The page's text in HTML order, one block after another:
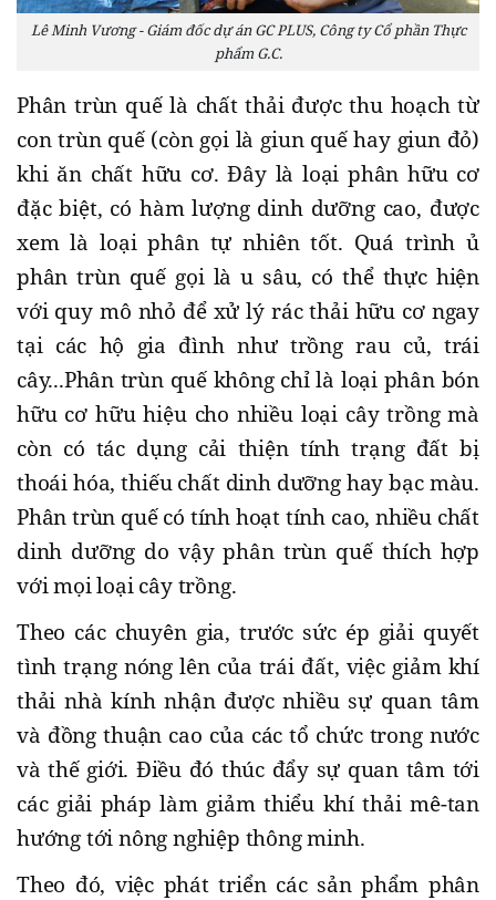
Lê Minh Vương - Giám đốc dự án GC PLUS, Công ty Cổ phần Thực
phẩm G.C.
Phân trùn quế là chất thải được thu hoạch từ
con trùn quế (còn gọi là giun quế hay giun đỏ)
khi ăn chất hữu cơ. Đây là loại phân hữu cơ
đặc biệt, có hàm lượng dinh dưỡng cao, được
xem là loại phân tự nhiên tốt. Quá trình ủ
phân trùn quế gọi là u sâu, có thể thực hiện
với quy mô nhỏ để xử lý rác thải hữu cơ ngay
tại các hộ gia đình như trồng rau củ, trái
cây...Phân trùn quế không chỉ là loại phân bón
hữu cơ hữu hiệu cho nhiều loại cây trồng mà
còn có tác dụng cải thiện tính trạng đất bị
thoái hóa, thiếu chất dinh dưỡng hay bạc màu.
Phân trùn quế có tính hoạt tính cao, nhiều chất
dinh dưỡng do vậy phân trùn quế thích hợp
với mọi loại cây trồng.
Theo các chuyên gia, trước sức ép giải quyết
tình trạng nóng lên của trái đất, việc giảm khí
thải nhà kính nhận được nhiều sự quan tâm
và đồng thuận cao của các tổ chức trong nước
và thế giới. Điều đó thúc đẩy sự quan tâm tới
các giải pháp làm giảm thiểu khí thải mê-tan
hướng tới nông nghiệp thông minh.
Theo đó, việc phát triển các sản phẩm phân